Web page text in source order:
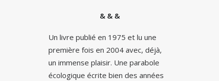
& & &
Un livre publié en 1975 et lu une
première fois en 2004 avec, déjà,
un immense plaisir. Une parabole
écologique écrite bien des années